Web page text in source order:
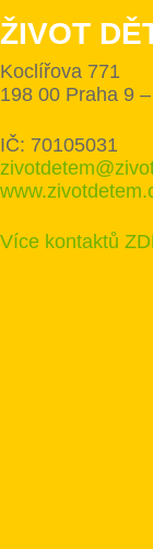
ŽIVOT
Koclířova 771
198 00 Praha 9
IČ: 70105031
Více kontaktů